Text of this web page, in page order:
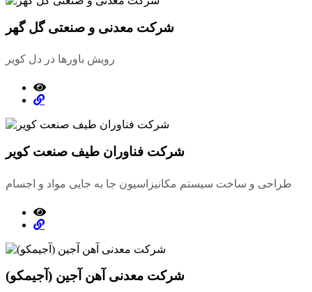
شرکت معدنی و صنعتی گل گهر
رویش باورها در دل کویر
شرکت فناوران طیف صنعت کویر
طراحی و ساخت سیستم مکانیزاسیون جا به جایی مواد و اجسام
شرکت معدنی آهن آجین (آجیمکو)